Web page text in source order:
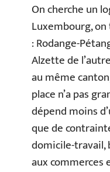
On cherche un
Luxembourg,
: Rodange-
Alzette de
au même
place n’a pas
dépend moins
que de
domicile-travail,
aux commerces